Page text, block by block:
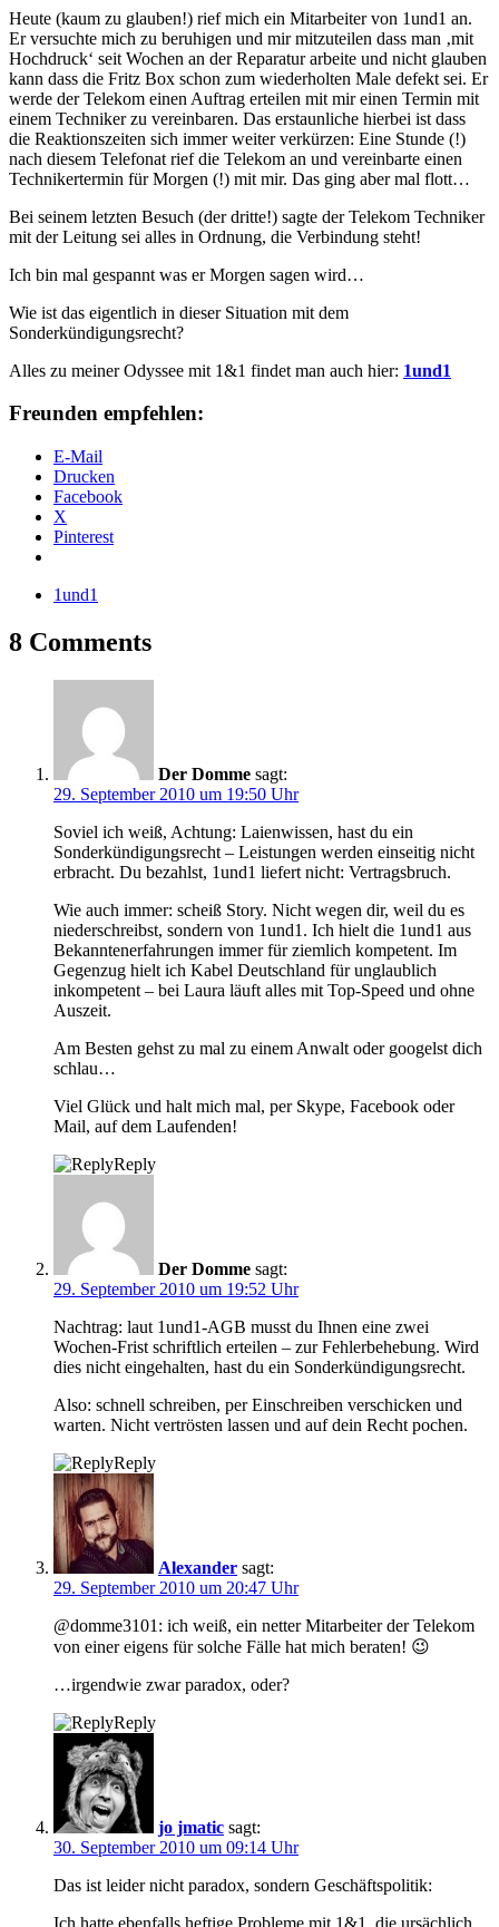
Heute (kaum zu glauben!) rief mich ein Mitarbeiter von 1und1 an.
Er versuchte mich zu beruhigen und mir mitzuteilen dass man ‚mit
Hochdruck‘ seit Wochen an der Reparatur arbeite und nicht glauben
kann dass die Fritz Box schon zum wiederholten Male defekt sei. Er
werde der Telekom einen Auftrag erteilen mit mir einen Termin mit
einem Techniker zu vereinbaren. Das erstaunliche hierbei ist dass
die Reaktionszeiten sich immer weiter verkürzen: Eine Stunde (!)
nach diesem Telefonat rief die Telekom an und vereinbarte einen
Technikertermin für Morgen (!) mit mir. Das ging aber mal flott…
Bei seinem letzten Besuch (der dritte!) sagte der Telekom Techniker
mit der Leitung sei alles in Ordnung, die Verbindung steht!
Ich bin mal gespannt was er Morgen sagen wird…
Wie ist das eigentlich in dieser Situation mit dem
Sonderkündigungsrecht?
Alles zu meiner Odyssee mit 1&1 findet man auch hier: 1und1
Freunden empfehlen:
E-Mail
Drucken
Facebook
X
Pinterest
1und1
8 Comments
Der Domme sagt:
29. September 2010 um 19:50 Uhr
Soviel ich weiß, Achtung: Laienwissen, hast du ein
Sonderkündigungsrecht – Leistungen werden einseitig nicht
erbracht. Du bezahlst, 1und1 liefert nicht: Vertragsbruch.
Wie auch immer: scheiß Story. Nicht wegen dir, weil du es
niederschreibst, sondern von 1und1. Ich hielt die 1und1 aus
Bekanntenerfahrungen immer für ziemlich kompetent. Im
Gegenzug hielt ich Kabel Deutschland für unglaublich
inkompetent – bei Laura läuft alles mit Top-Speed und ohne
Auszeit.
Am Besten gehst zu mal zu einem Anwalt oder googelst dich
schlau…
Viel Glück und halt mich mal, per Skype, Facebook oder
Mail, auf dem Laufenden!
Reply
Der Domme sagt:
29. September 2010 um 19:52 Uhr
Nachtrag: laut 1und1-AGB musst du Ihnen eine zwei
Wochen-Frist schriftlich erteilen – zur Fehlerbehebung. Wird
dies nicht eingehalten, hast du ein Sonderkündigungsrecht.
Also: schnell schreiben, per Einschreiben verschicken und
warten. Nicht vertrösten lassen und auf dein Recht pochen.
Reply
Alexander sagt:
29. September 2010 um 20:47 Uhr
@domme3101: ich weiß, ein netter Mitarbeiter der Telekom
von einer eigens für solche Fälle hat mich beraten! 😉
…irgendwie zwar paradox, oder?
Reply
jo jmatic sagt:
30. September 2010 um 09:14 Uhr
Das ist leider nicht paradox, sondern Geschäftspolitik:
Ich hatte ebenfalls heftige Probleme mit 1&1, die ursächlich